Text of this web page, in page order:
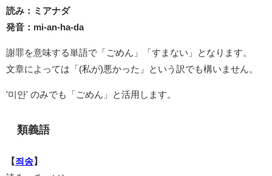
読み：ミアナダ
発音：mi-an-ha-da
謝罪を意味する単語で「ごめん」「すまない」となります。
文章によっては「(私が)悪かった」という訳でも構いません。
'미안' のみでも「ごめん」と活用します。
類義語
【죄송】